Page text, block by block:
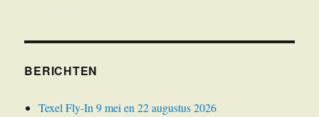
BERICHTEN
Texel Fly-In 9 mei en 22 augustus 2026